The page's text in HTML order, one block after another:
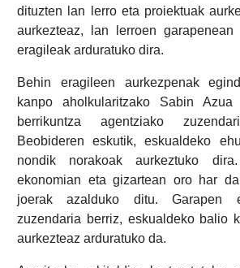
dituzten lan lerro eta proiektuak
aurkezteaz, lan lerroen
eragileak arduratuko dira.
Behin eragileen aurkezpenak
kanpo aholkularitzako Sabin
berrikuntza agentziako
Beobideren eskutik, eskualdeko
nondik norakoak aurkeztuko
ekonomian eta gizartean oro har
joerak azalduko ditu. Garapen
zuzendaria berriz, eskualdeko balio
aurkezteaz arduratuko da.